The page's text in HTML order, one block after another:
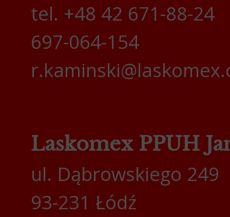
tel. +48 42 671-88-24
697-064-154
Laskomex PPUH
ul. Dąbrowskiego 249
93-231 Łódź